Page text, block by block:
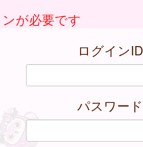
が必要です
ログインID
パスワード